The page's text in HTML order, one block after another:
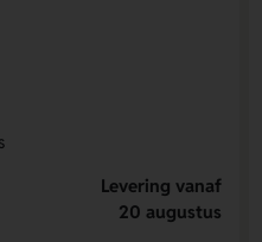
Levering vanaf
20 augustus